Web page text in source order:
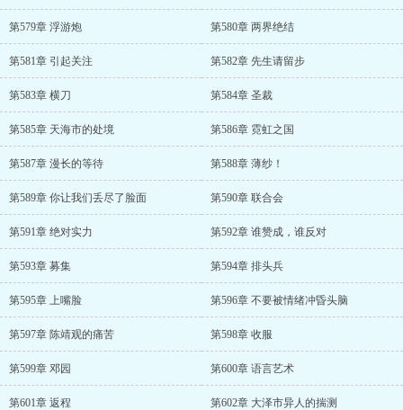
第579章 浮游炮 第580章 两界绝结
第581章 引起关注 第582章 先生请留步
第583章 横刀 第584章 圣裁
第585章 天海市的处境 第586章 霓虹之国
第587章 漫长的等待 第588章 薄纱！
第589章 你让我们丢尽了脸面 第590章 联合会
第591章 绝对实力 第592章 谁赞成，谁反对
第593章 募集 第594章 排头兵
第595章 上嘴脸 第596章 不要被情绪冲昏头脑
第597章 陈靖观的痛苦 第598章 收服
第599章 邓园 第600章 语言艺术
第601章 返程 第602章 大泽市异人的揣测